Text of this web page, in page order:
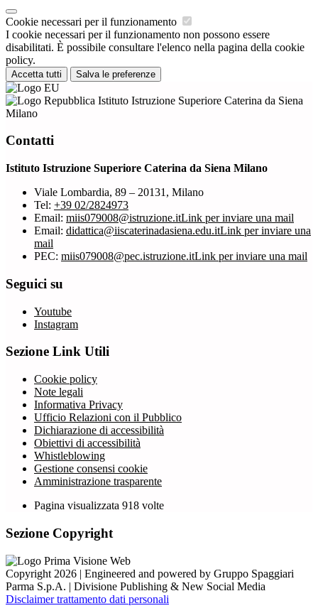
Cookie necessari per il funzionamento
I cookie necessari per il funzionamento non possono essere
disabilitati. È possibile consultare l'elenco nella pagina della cookie
policy.
Accetta tutti Salva le preferenze
Istituto Istruzione Superiore Caterina da Siena
Milano
Contatti
Istituto Istruzione Superiore Caterina da Siena Milano
Viale Lombardia, 89 – 20131, Milano
Tel: +39 02/2824973
Email: miis079008@istruzione.itLink per inviare una mail
Email: didattica@iiscaterinadasiena.edu.itLink per inviare una
mail
PEC: miis079008@pec.istruzione.itLink per inviare una mail
Seguici su
Youtube
Instagram
Sezione Link Utili
Cookie policy
Note legali
Informativa Privacy
Ufficio Relazioni con il Pubblico
Dichiarazione di accessibilità
Obiettivi di accessibilità
Whistleblowing
Gestione consensi cookie
Amministrazione trasparente
Pagina visualizzata 918 volte
Sezione Copyright
Copyright 2026 | Engineered and powered by Gruppo Spaggiari
Parma S.p.A. | Divisione Publishing & New Social Media
Disclaimer trattamento dati personali